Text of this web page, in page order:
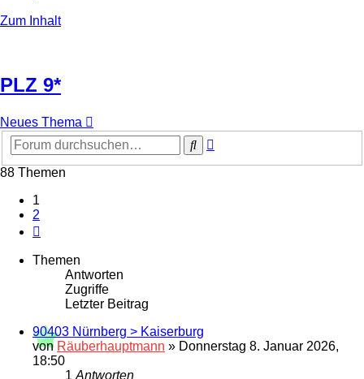
Zum Inhalt
PLZ 9*
Neues Thema
Suche
88 Themen
1
2
Themen
Antworten
Zugriffe
Letzter Beitrag
90403 Nürnberg > Kaiserburg
von Räuberhauptmann » Donnerstag 8. Januar 2026,
18:50
1 Antworten